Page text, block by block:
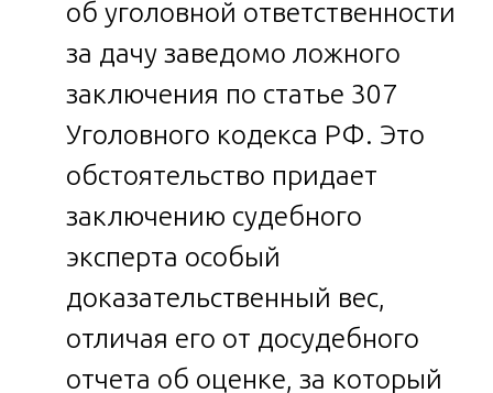
об уголовной ответственности
за дачу заведомо ложного
заключения по статье 307
Уголовного кодекса РФ. Это
обстоятельство придает
заключению судебного
эксперта особый
доказательственный вес,
отличая его от досудебного
отчета об оценке, за который